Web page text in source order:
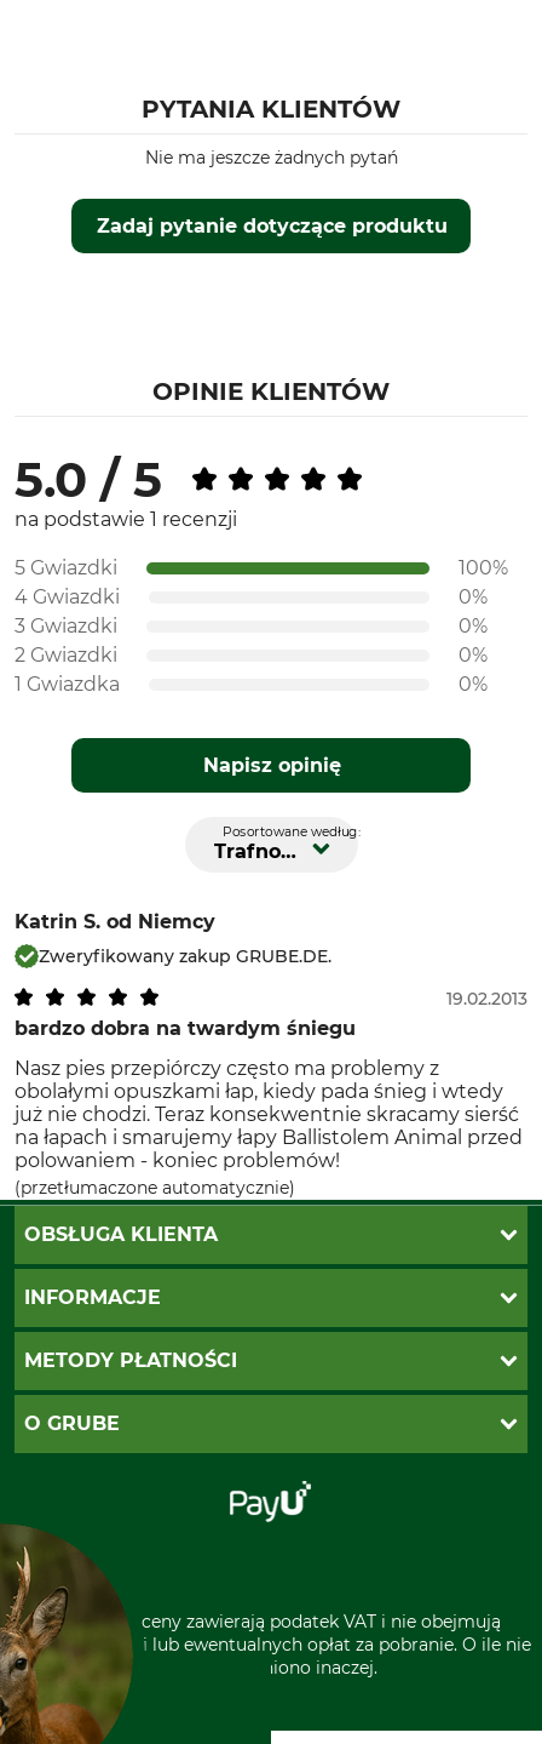
PYTANIA KLIENTÓW
Zadaj pytanie dotyczące produktu
Nie ma jeszcze żadnych pytań
OPINIE KLIENTÓW
5.0 / 5
na podstawie 1 recenzji
5 Gwiazdki
100%
4 Gwiazdki
0%
3 Gwiazdki
0%
2 Gwiazdki
0%
1 Gwiazdka
0%
Napisz opinię
Posortowane według:
Trafność
Katrin S. od Niemcy
Zweryfikowany zakup GRUBE.DE.
bardzo dobra na twardym śniegu
19.02.2013
Nasz pies przepiórczy często ma problemy z
obolałymi opuszkami łap, kiedy pada śnieg i wtedy
już nie chodzi. Teraz konsekwentnie skracamy sierść
na łapach i smarujemy łapy Ballistolem Animal przed
polowaniem - koniec problemów!
(przetłumaczone automatycznie)
OBSŁUGA KLIENTA
Katalogi Grube
Ustawienia plików cookie
INFORMACJE
Koszty dostawy
Odstąpienie od zamówienia
METODY PŁATNOŚCI
PayU
O GRUBE
Grube w Europie
* Wszystkie ceny zawierają podatek VAT i nie obejmują
kosztów wysyłki lub ewentualnych opłat za pobranie. O ile nie
wyszczególniono inaczej.